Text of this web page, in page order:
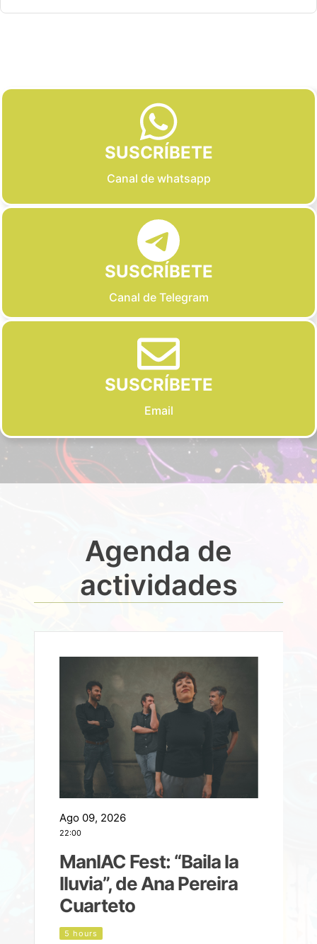
SUSCRÍBETE
Canal de whatsapp
SUSCRÍBETE
Canal de Telegram
SUSCRÍBETE
Email
Agenda de
actividades
Ago 09, 2026
22:00
ManIAC Fest: “Baila la
lluvia”, de Ana Pereira
Cuarteto
5 hours